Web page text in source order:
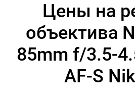
Цены на
объектива
85mm f/3.5-
AF-S